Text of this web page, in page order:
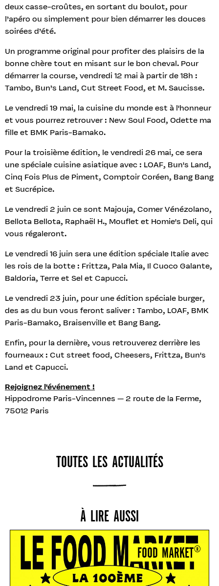
deux casse-croûtes, en sortant du boulot, pour
l’apéro ou simplement pour bien démarrer les douces
soirées d’été.
Un programme original pour profiter des plaisirs de la
bonne chère tout en misant sur le bon cheval. Pour
démarrer la course, vendredi 12 mai à partir de 18h :
Tambo, Bun’s Land, Cut Street Food, et M. Saucisse.
Le vendredi 19 mai, la cuisine du monde est à l'honneur
et vous pourrez retrouver : New Soul Food, Odette ma
fille et BMK Paris-Bamako.
Pour la troisième édition, le vendredi 26 mai, ce sera
une spéciale cuisine asiatique avec : LOAF, Bun's Land,
Cinq Fois Plus de Piment, Comptoir Coréen, Bang Bang
et Sucrépice.
Le vendredi 2 juin ce sont Majouja, Comer Vénézolano,
Bellota Bellota, Raphaël H., Mouflet et Homie's Deli, qui
vous régaleront.
Le vendredi 16 juin sera une édition spéciale Italie avec
les rois de la botte : Frittza, Pala Mia, Il Cuoco Galante,
Baldoria, Terre et Sel et Capucci.
Le vendredi 23 juin, pour une édition spéciale burger,
des as du bun vous feront saliver : Tambo, LOAF, BMK
Paris-Bamako, Braisenville et Bang Bang.
Enfin, pour la dernière, vous retrouverez derrière les
fourneaux : Cut street food, Cheesers, Frittza, Bun's
Land et Capucci.
Rejoignez l'événement !
Hippodrome Paris-Vincennes — 2 route de la Ferme,
75012 Paris
TOUTES LES ACTUALITÉS
À LIRE AUSSI
FOOD MARKET®